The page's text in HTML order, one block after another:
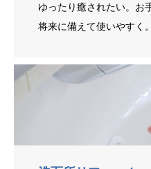
ゆったり癒されたい。お
将来に備えて使いやすく